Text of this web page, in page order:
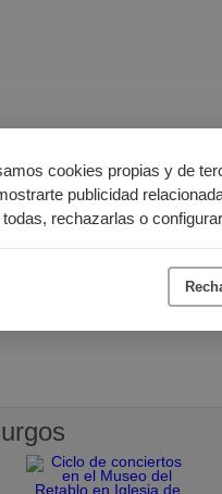
cookies propias y de
publicidad
todas, rechazarlas o